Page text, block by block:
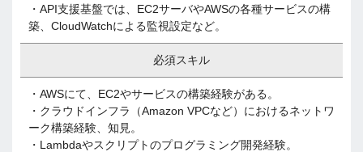
・API支援基盤では、EC2サーバやAWSの各種サービスの構
築、CloudWatchによる監視設定など。
必須スキル
・AWSにて、EC2やサービスの構築経験がある。
・クラウドインフラ（Amazon VPCなど）におけるネットワ
ーク構築経験、知見。
・Lambdaやスクリプトのプログラミング開発経験。